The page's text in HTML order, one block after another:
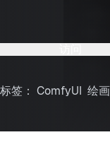
标签： ComfyUI 绘